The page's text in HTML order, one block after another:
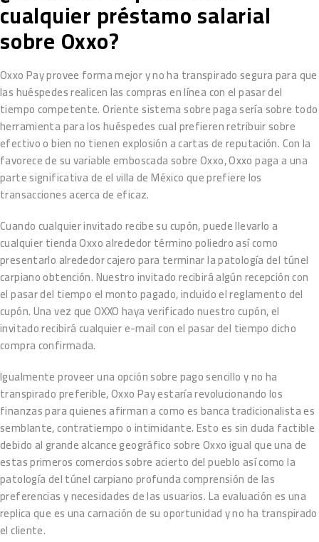
cualquier préstamo salarial
sobre Oxxo?
Oxxo Pay provee forma mejor y no ha transpirado segura para que
las huéspedes realicen las compras en línea con el pasar del
tiempo competente. Oriente sistema sobre paga serí­a sobre todo
herramienta para los huéspedes cual prefieren retribuir sobre
efectivo o bien no tienen explosión a cartas de reputación. Con la
favorece de su variable emboscada sobre Oxxo, Oxxo paga a una
parte significativa de el villa de México que prefiere los
transacciones acerca de eficaz.
Cuando cualquier invitado recibe su cupón, puede llevarlo a
cualquier tienda Oxxo alrededor término poliedro así­ como
presentarlo alrededor cajero para terminar la patologí­a del túnel
carpiano obtención. Nuestro invitado recibirá algún recepción con
el pasar del tiempo el monto pagado, incluido el reglamento del
cupón. Una vez que OXXO haya verificado nuestro cupón, el
invitado recibirá cualquier e-mail con el pasar del tiempo dicho
compra confirmada.
Igualmente proveer una opción sobre pago sencillo y no ha
transpirado preferible, Oxxo Pay estaría revolucionando los
finanzas para quienes afirman a como es banca tradicionalista es
semblante, contratiempo o intimidante. Esto es sin duda factible
debido al grande alcance geográfico sobre Oxxo igual que una de
estas primeros comercios sobre acierto del pueblo así­ como la
patologí­a del túnel carpiano profunda comprensión de las
preferencias y necesidades de las usuarios. La evaluación es una
replica que es una carnación de su oportunidad y no ha transpirado
el cliente.